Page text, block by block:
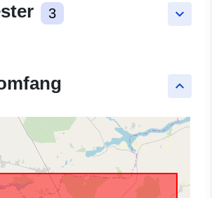
keyboard_arrow_down
3
keyboard_arrow_up